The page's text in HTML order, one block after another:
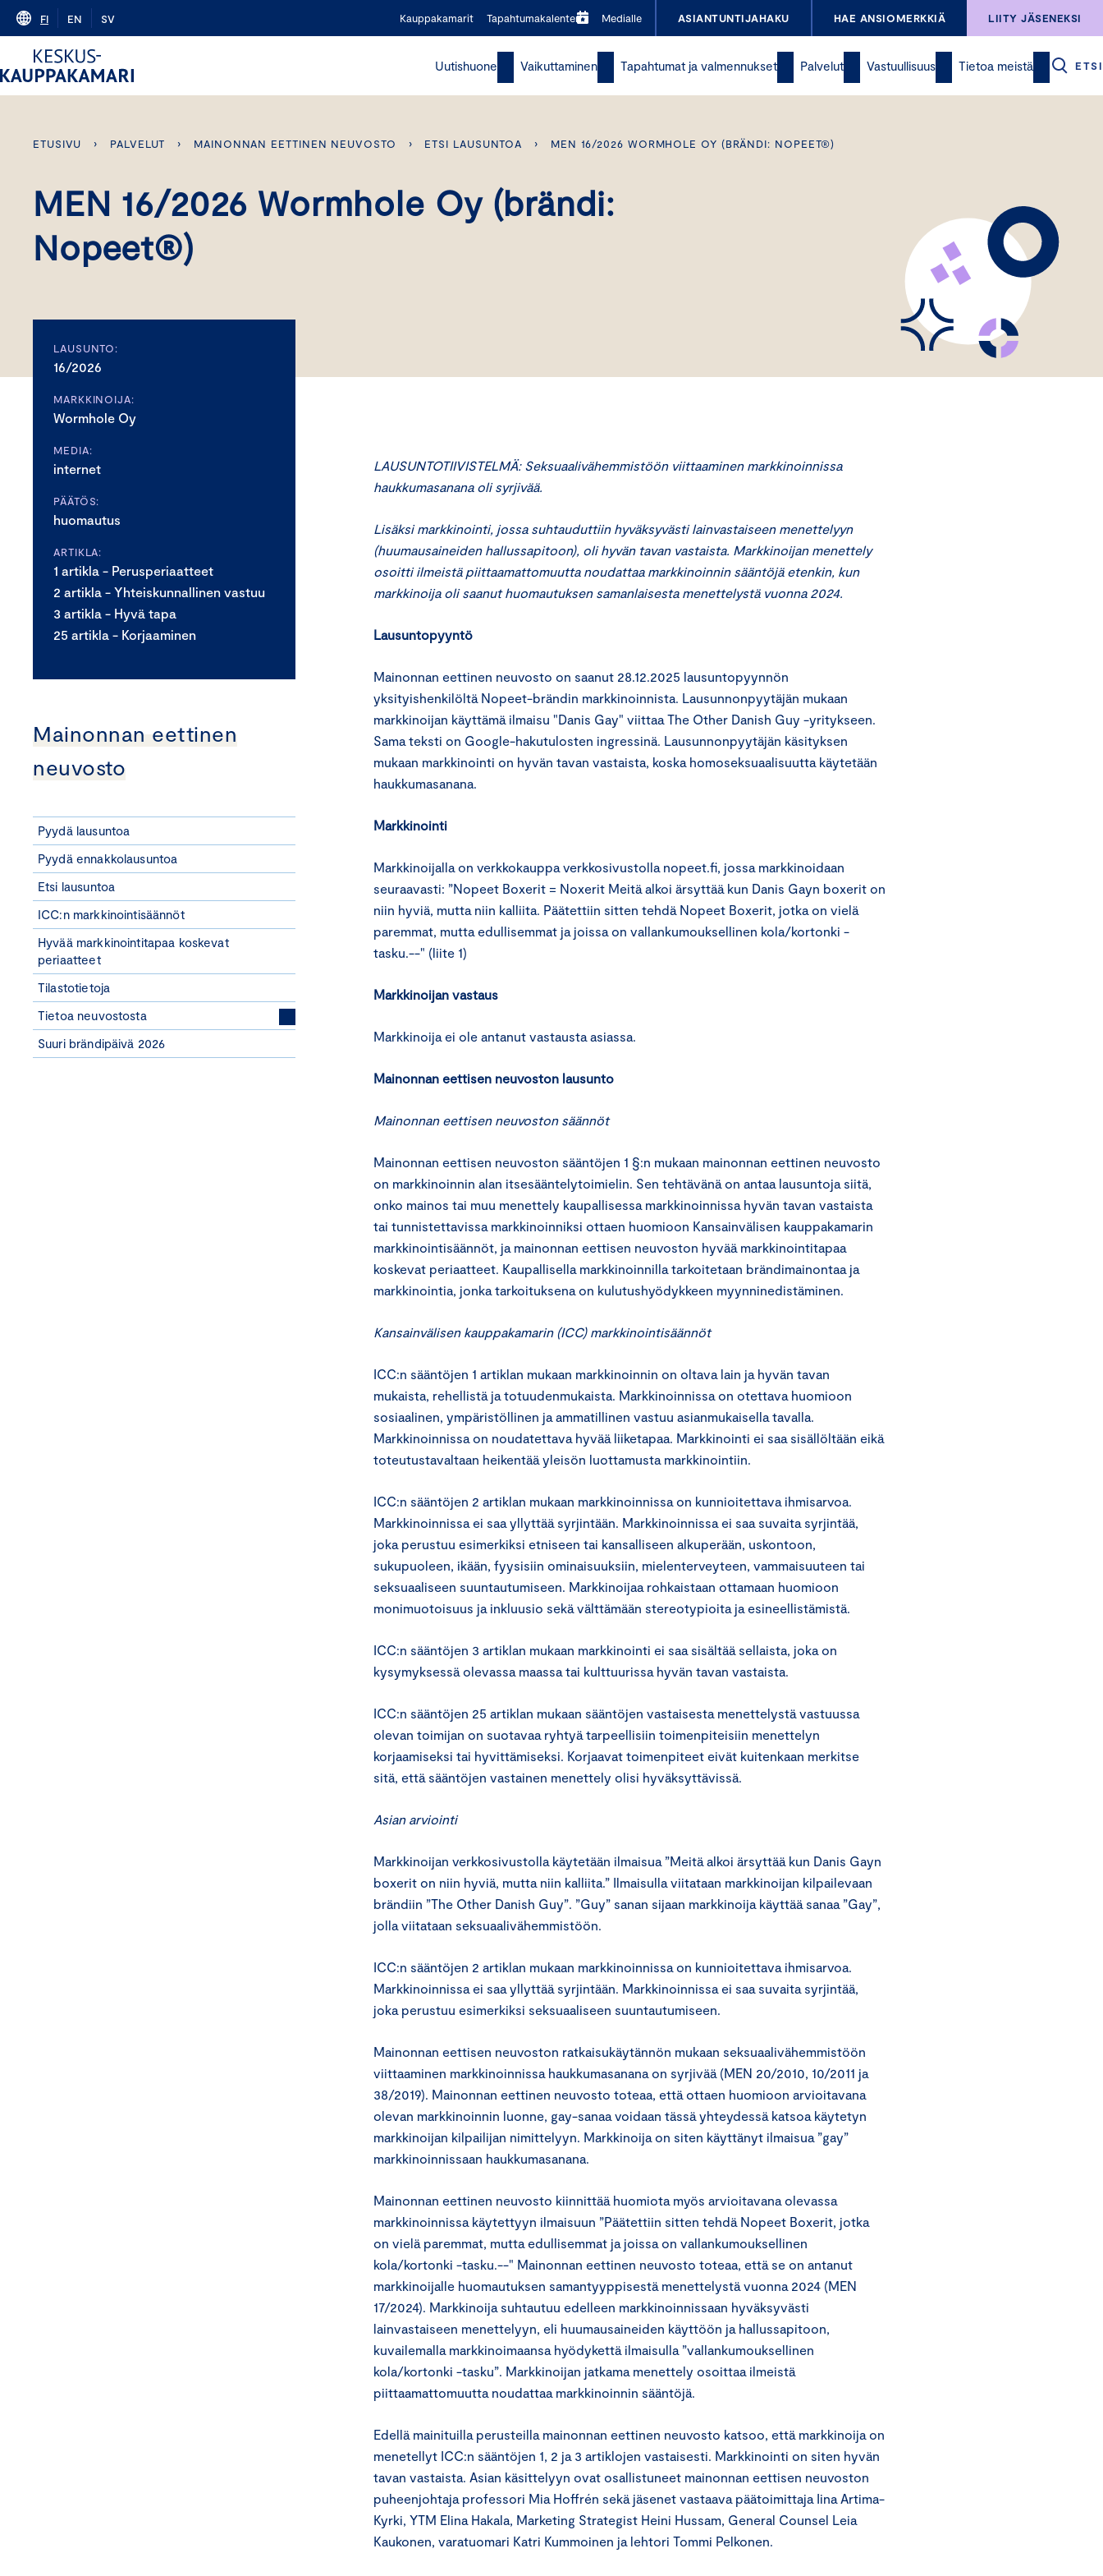
Skip
content
FI EN SV Kauppakamarit Tapahtumakalenteri Medialle ASIANTUNTIJAHAKU HAE ANSIOMERKKIÄ LIITY JÄSENEKSI
Uutishuone Vaikuttaminen Tapahtumat ja valmennukset Palvelut Vastuullisuus Tietoa meistä ETSI
ETUSIVU › PALVELUT › MAINONNAN EETTINEN NEUVOSTO › ETSI LAUSUNTOA › MEN 16/2026 WORMHOLE OY (BRÄNDI: NOPEET®)
MEN 16/2026 Wormhole Oy (brändi:
Nopeet®)
LAUSUNTO:
16/2026
MARKKINOIJA:
Wormhole Oy
MEDIA:
internet
PÄÄTÖS:
huomautus
ARTIKLA:
1 artikla - Perusperiaatteet
2 artikla - Yhteiskunnallinen vastuu
3 artikla - Hyvä tapa
25 artikla - Korjaaminen
Mainonnan eettinen
neuvosto
Pyydä lausuntoa
Pyydä ennakkolausuntoa
Etsi lausuntoa
ICC:n markkinointisäännöt
Hyvää markkinointitapaa koskevat
periaatteet
Tilastotietoja
Tietoa neuvostosta
Suuri brändipäivä 2026
LAUSUNTOTIIVISTELMÄ: Seksuaalivähemmistöön viittaaminen markkinoinnissa
haukkumasanana oli syrjivää.
Lisäksi markkinointi, jossa suhtauduttiin hyväksyvästi lainvastaiseen menettelyyn
(huumausaineiden hallussapitoon), oli hyvän tavan vastaista. Markkinoijan menettely
osoitti ilmeistä piittaamattomuutta noudattaa markkinoinnin sääntöjä etenkin, kun
markkinoija oli saanut huomautuksen samanlaisesta menettelystä vuonna 2024.
Lausuntopyyntö
Mainonnan eettinen neuvosto on saanut 28.12.2025 lausuntopyynnön
yksityishenkilöltä Nopeet-brändin markkinoinnista. Lausunnonpyytäjän mukaan
markkinoijan käyttämä ilmaisu "Danis Gay" viittaa The Other Danish Guy -yritykseen.
Sama teksti on Google-hakutulosten ingressinä. Lausunnonpyytäjän käsityksen
mukaan markkinointi on hyvän tavan vastaista, koska homoseksuaalisuutta käytetään
haukkumasanana.
Markkinointi
Markkinoijalla on verkkokauppa verkkosivustolla nopeet.fi, jossa markkinoidaan
seuraavasti: ”Nopeet Boxerit = Noxerit Meitä alkoi ärsyttää kun Danis Gayn boxerit on
niin hyviä, mutta niin kalliita. Päätettiin sitten tehdä Nopeet Boxerit, jotka on vielä
paremmat, mutta edullisemmat ja joissa on vallankumouksellinen kola/kortonki -
tasku.--" (liite 1)
Markkinoijan vastaus
Markkinoija ei ole antanut vastausta asiassa.
Mainonnan eettisen neuvoston lausunto
Mainonnan eettisen neuvoston säännöt
Mainonnan eettisen neuvoston sääntöjen 1 §:n mukaan mainonnan eettinen neuvosto
on markkinoinnin alan itsesääntelytoimielin. Sen tehtävänä on antaa lausuntoja siitä,
onko mainos tai muu menettely kaupallisessa markkinoinnissa hyvän tavan vastaista
tai tunnistettavissa markkinoinniksi ottaen huomioon Kansainvälisen kauppakamarin
markkinointisäännöt, ja mainonnan eettisen neuvoston hyvää markkinointitapaa
koskevat periaatteet. Kaupallisella markkinoinnilla tarkoitetaan brändimainontaa ja
markkinointia, jonka tarkoituksena on kulutushyödykkeen myynninedistäminen.
Kansainvälisen kauppakamarin (ICC) markkinointisäännöt
ICC:n sääntöjen 1 artiklan mukaan markkinoinnin on oltava lain ja hyvän tavan
mukaista, rehellistä ja totuudenmukaista. Markkinoinnissa on otettava huomioon
sosiaalinen, ympäristöllinen ja ammatillinen vastuu asianmukaisella tavalla.
Markkinoinnissa on noudatettava hyvää liiketapaa. Markkinointi ei saa sisällöltään eikä
toteutustavaltaan heikentää yleisön luottamusta markkinointiin.
ICC:n sääntöjen 2 artiklan mukaan markkinoinnissa on kunnioitettava ihmisarvoa.
Markkinoinnissa ei saa yllyttää syrjintään. Markkinoinnissa ei saa suvaita syrjintää,
joka perustuu esimerkiksi etniseen tai kansalliseen alkuperään, uskontoon,
sukupuoleen, ikään, fyysisiin ominaisuuksiin, mielenterveyteen, vammaisuuteen tai
seksuaaliseen suuntautumiseen. Markkinoijaa rohkaistaan ottamaan huomioon
monimuotoisuus ja inkluusio sekä välttämään stereotypioita ja esineellistämistä.
ICC:n sääntöjen 3 artiklan mukaan markkinointi ei saa sisältää sellaista, joka on
kysymyksessä olevassa maassa tai kulttuurissa hyvän tavan vastaista.
ICC:n sääntöjen 25 artiklan mukaan sääntöjen vastaisesta menettelystä vastuussa
olevan toimijan on suotavaa ryhtyä tarpeellisiin toimenpiteisiin menettelyn
korjaamiseksi tai hyvittämiseksi. Korjaavat toimenpiteet eivät kuitenkaan merkitse
sitä, että sääntöjen vastainen menettely olisi hyväksyttävissä.
Asian arviointi
Markkinoijan verkkosivustolla käytetään ilmaisua ”Meitä alkoi ärsyttää kun Danis Gayn
boxerit on niin hyviä, mutta niin kalliita.” Ilmaisulla viitataan markkinoijan kilpailevaan
brändiin ”The Other Danish Guy”. ”Guy” sanan sijaan markkinoija käyttää sanaa ”Gay”,
jolla viitataan seksuaalivähemmistöön.
ICC:n sääntöjen 2 artiklan mukaan markkinoinnissa on kunnioitettava ihmisarvoa.
Markkinoinnissa ei saa yllyttää syrjintään. Markkinoinnissa ei saa suvaita syrjintää,
joka perustuu esimerkiksi seksuaaliseen suuntautumiseen.
Mainonnan eettisen neuvoston ratkaisukäytännön mukaan seksuaalivähemmistöön
viittaaminen markkinoinnissa haukkumasanana on syrjivää (MEN 20/2010, 10/2011 ja
38/2019). Mainonnan eettinen neuvosto toteaa, että ottaen huomioon arvioitavana
olevan markkinoinnin luonne, gay-sanaa voidaan tässä yhteydessä katsoa käytetyn
markkinoijan kilpailijan nimittelyyn. Markkinoija on siten käyttänyt ilmaisua ”gay”
markkinoinnissaan haukkumasanana.
Mainonnan eettinen neuvosto kiinnittää huomiota myös arvioitavana olevassa
markkinoinnissa käytettyyn ilmaisuun ”Päätettiin sitten tehdä Nopeet Boxerit, jotka
on vielä paremmat, mutta edullisemmat ja joissa on vallankumouksellinen
kola/kortonki -tasku.--" Mainonnan eettinen neuvosto toteaa, että se on antanut
markkinoijalle huomautuksen samantyyppisestä menettelystä vuonna 2024 (MEN
17/2024). Markkinoija suhtautuu edelleen markkinoinnissaan hyväksyvästi
lainvastaiseen menettelyyn, eli huumausaineiden käyttöön ja hallussapitoon,
kuvailemalla markkinoimaansa hyödykettä ilmaisulla ”vallankumouksellinen
kola/kortonki -tasku”. Markkinoijan jatkama menettely osoittaa ilmeistä
piittaamattomuutta noudattaa markkinoinnin sääntöjä.
Edellä mainituilla perusteilla mainonnan eettinen neuvosto katsoo, että markkinoija on
menetellyt ICC:n sääntöjen 1, 2 ja 3 artiklojen vastaisesti. Markkinointi on siten hyvän
tavan vastaista. Asian käsittelyyn ovat osallistuneet mainonnan eettisen neuvoston
puheenjohtaja professori Mia Hoffrén sekä jäsenet vastaava päätoimittaja Iina Artima-
Kyrki, YTM Elina Hakala, Marketing Strategist Heini Hussam, General Counsel Leia
Kaukonen, varatuomari Katri Kummoinen ja lehtori Tommi Pelkonen.